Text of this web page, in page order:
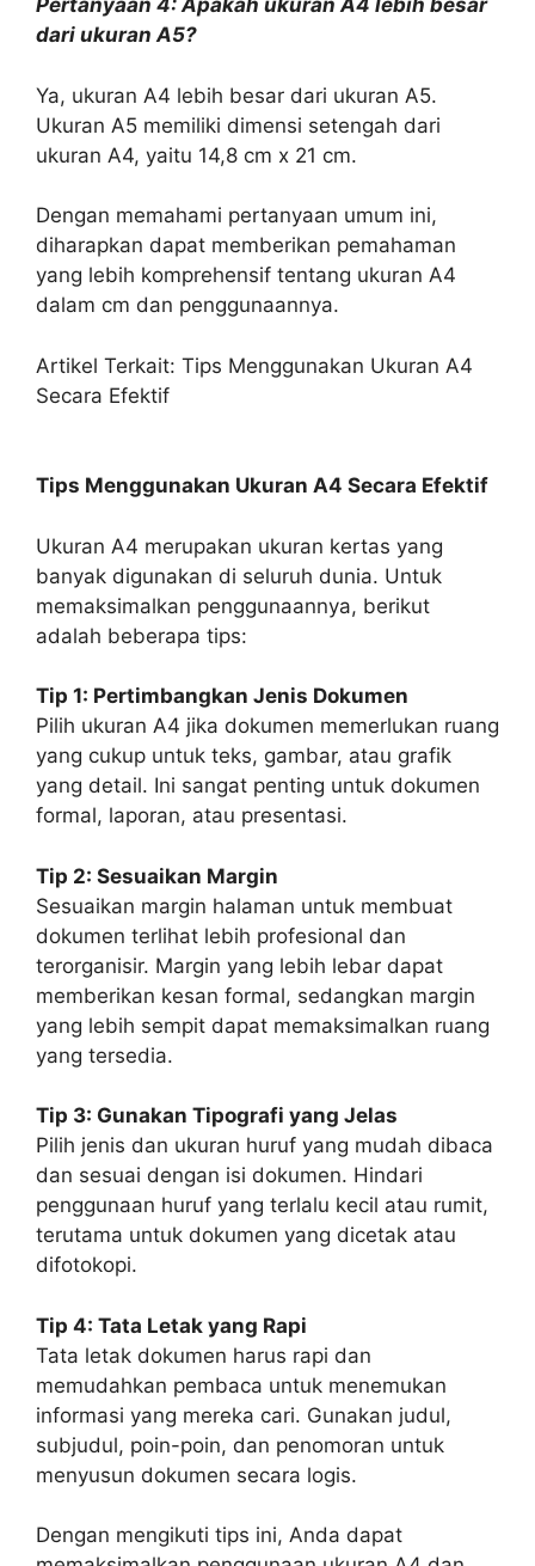
Pertanyaan 4: Apakah ukuran A4 lebih besar
dari ukuran A5?
Ya, ukuran A4 lebih besar dari ukuran A5.
Ukuran A5 memiliki dimensi setengah dari
ukuran A4, yaitu 14,8 cm x 21 cm.
Dengan memahami pertanyaan umum ini,
diharapkan dapat memberikan pemahaman
yang lebih komprehensif tentang ukuran A4
dalam cm dan penggunaannya.
Artikel Terkait: Tips Menggunakan Ukuran A4
Secara Efektif
Tips Menggunakan Ukuran A4 Secara Efektif
Ukuran A4 merupakan ukuran kertas yang
banyak digunakan di seluruh dunia. Untuk
memaksimalkan penggunaannya, berikut
adalah beberapa tips:
Tip 1: Pertimbangkan Jenis Dokumen
Pilih ukuran A4 jika dokumen memerlukan ruang
yang cukup untuk teks, gambar, atau grafik
yang detail. Ini sangat penting untuk dokumen
formal, laporan, atau presentasi.
Tip 2: Sesuaikan Margin
Sesuaikan margin halaman untuk membuat
dokumen terlihat lebih profesional dan
terorganisir. Margin yang lebih lebar dapat
memberikan kesan formal, sedangkan margin
yang lebih sempit dapat memaksimalkan ruang
yang tersedia.
Tip 3: Gunakan Tipografi yang Jelas
Pilih jenis dan ukuran huruf yang mudah dibaca
dan sesuai dengan isi dokumen. Hindari
penggunaan huruf yang terlalu kecil atau rumit,
terutama untuk dokumen yang dicetak atau
difotokopi.
Tip 4: Tata Letak yang Rapi
Tata letak dokumen harus rapi dan
memudahkan pembaca untuk menemukan
informasi yang mereka cari. Gunakan judul,
subjudul, poin-poin, dan penomoran untuk
menyusun dokumen secara logis.
Dengan mengikuti tips ini, Anda dapat